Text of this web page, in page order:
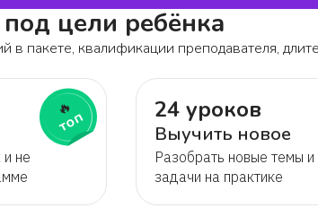
Костя
Даниил
Мария
цели ребёнка
в пакете, квалификации преподавателя,
не
🔥
топ 24 уроков
Выучить новое
Разобрать новые темы
задачи на практике